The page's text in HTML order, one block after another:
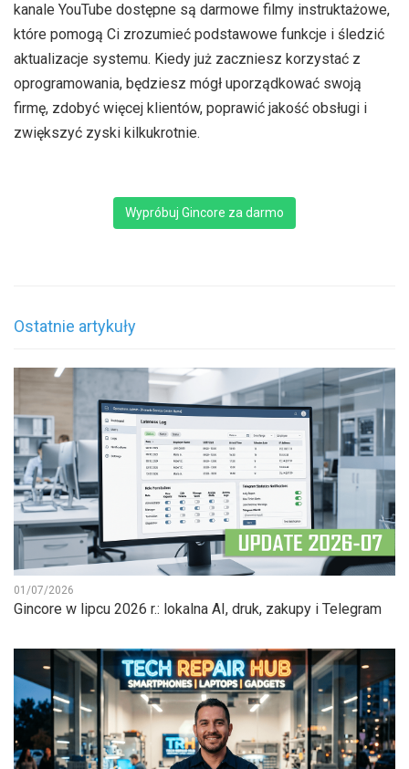
kanale YouTube dostępne są darmowe filmy instruktażowe,
które pomogą Ci zrozumieć podstawowe funkcje i śledzić
aktualizacje systemu. Kiedy już zaczniesz korzystać z
oprogramowania, będziesz mógł uporządkować swoją
firmę, zdobyć więcej klientów, poprawić jakość obsługi i
zwiększyć zyski kilkukrotnie.
Wypróbuj Gincore za darmo
Ostatnie artykuły
01/07/2026
Gincore w lipcu 2026 r.: lokalna AI, druk, zakupy i Telegram